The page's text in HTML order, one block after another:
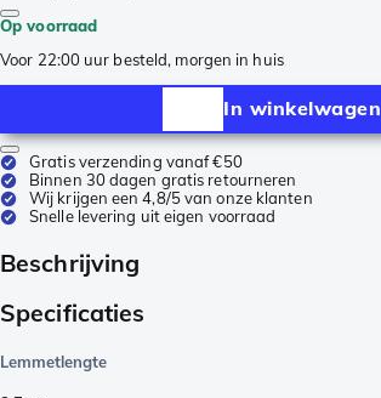
Op voorraad
Voor 22:00 uur besteld, morgen in huis
In winkelwagen
Gratis verzending vanaf €50
Binnen 30 dagen gratis retourneren
Wij krijgen een 4,8/5 van onze klanten
Snelle levering uit eigen voorraad
Beschrijving
Specificaties
Lemmetlengte